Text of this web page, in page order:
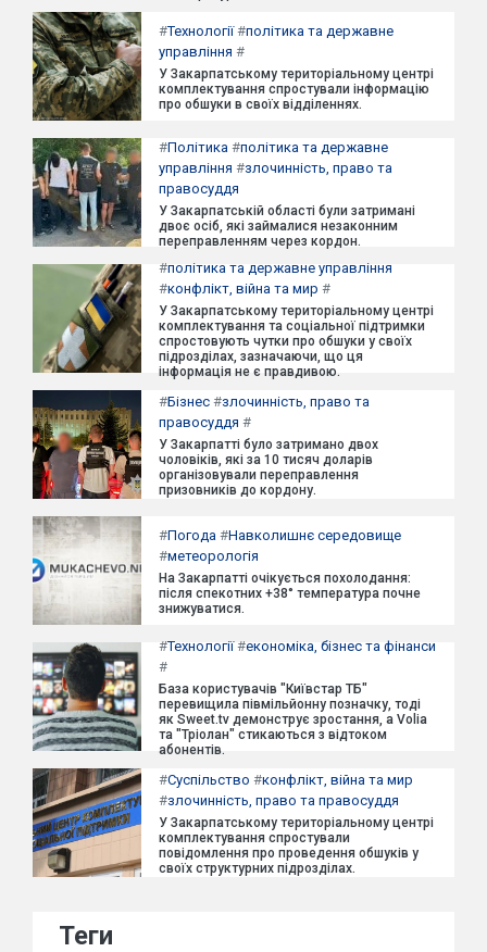
#Технології#політика та державне
управління #
У Закарпатському територіальному центрі
комплектування спростували інформацію
про обшуки в своїх відділеннях.
#Політика #політика та державне
управління #злочинність, право та
правосуддя
У Закарпатській області були затримані
двоє осіб, які займалися незаконним
переправленням через кордон.
#політика та державне управління
#конфлікт, війна та мир #
У Закарпатському територіальному центрі
комплектування та соціальної підтримки
спростовують чутки про обшуки у своїх
підрозділах, зазначаючи, що ця
інформація не є правдивою.
#Бізнес #злочинність, право та
правосуддя #
У Закарпатті було затримано двох
чоловіків, які за 10 тисяч доларів
організовували переправлення
призовників до кордону.
#Погода #Навколишнє середовище
#метеорологія
На Закарпатті очікується похолодання:
після спекотних +38° температура почне
знижуватися.
#Технології#економіка, бізнес та фінанси
#
База користувачів "Київстар ТБ"
перевищила півмільйонну позначку, тоді
як Sweet.tv демонструє зростання, а Volia
та "Тріолан" стикаються з відтоком
абонентів.
#Суспільство #конфлікт, війна та мир
#злочинність, право та правосуддя
У Закарпатському територіальному центрі
комплектування спростували
повідомлення про проведення обшуків у
своїх структурних підрозділах.
Теги